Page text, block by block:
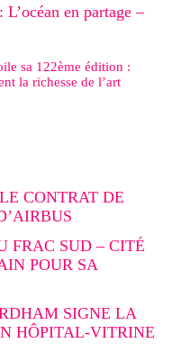
en partage –
sa 122ème édition :
la richesse de l’art
CONTRAT DE
FRAC SUD – CITÉ
POUR SA
SIGNE LA
HÔPITAL-VITRINE